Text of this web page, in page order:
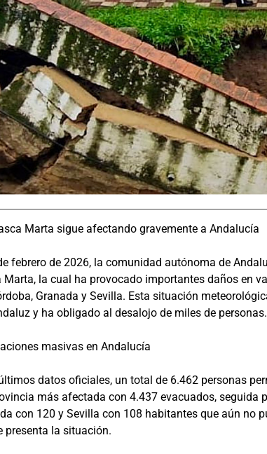
Marta sigue afectando gravemente a Andalucía
febrero de 2026, la comunidad autónoma de
Marta, la cual ha provocado importantes daños en
Granada y Sevilla. Esta situación
y ha obligado al desalojo de miles de personas.
masivas en Andalucía
datos oficiales, un total de 6.462 personas
más afectada con 4.437 evacuados, seguida
con 120 y Sevilla con 108 habitantes que aún no
presenta la situación.